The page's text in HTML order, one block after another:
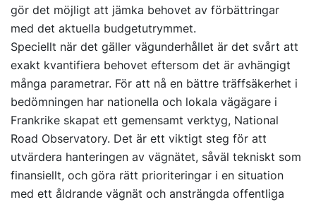
gör det möjligt att jämka behovet av förbättringar
med det aktuella budgetutrymmet.
Speciellt när det gäller vägunderhållet är det svårt att
exakt kvantifiera behovet eftersom det är avhängigt
många parametrar. För att nå en bättre träffsäkerhet i
bedömningen har nationella och lokala vägägare i
Frankrike skapat ett gemensamt verktyg, National
Road Observatory. Det är ett viktigt steg för att
utvärdera hanteringen av vägnätet, såväl tekniskt som
finansiellt, och göra rätt prioriteringar i en situation
med ett åldrande vägnät och ansträngda offentliga